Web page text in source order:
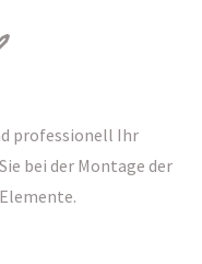
professionell Ihr
bei der Montage der